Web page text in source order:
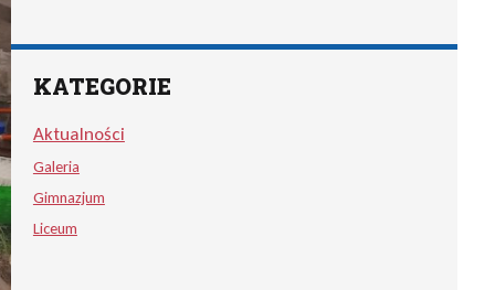
KATEGORIE
Aktualności
Galeria
Gimnazjum
Liceum